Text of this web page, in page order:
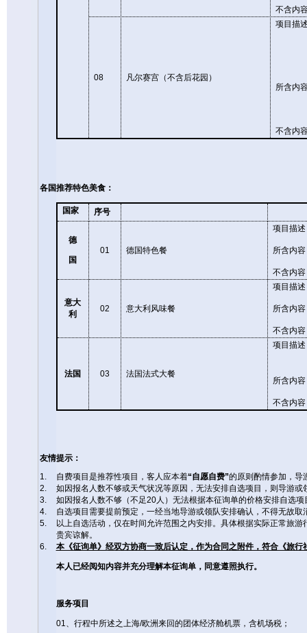
不含内
08 凡尔赛宫（不含后花园）
项目描
所含内
不含内
各国推荐特色美食：
国家 序号
德
国
01 德国特色餐
项目描
所含内
不含内
意大
利
02 意大利风味餐
项目描
所含内
不含内
法国 03 法国法式大餐
项目描
所含内
不含内
友情提示：
1.
自费项目是推荐性项目，客人应本着“自愿自费”的原则酌情参加，导
2.
如因报名人数不够或天气状况等原因，无法安排自选项目，则导游
3.
如因报名人数不够（不足20人）无法根据本征询单的价格安排自选
4.
自选项目需要提前预定，一经当地导游或领队安排确认，不得无故取
5.
以上自选活动，仅在时间允许范围之内安排。具体根据实际正常旅
贵宾谅解。
6.
本《征询单》经双方协商一致后认定，作为合同之附件，符合《旅
本人已经阅知内容并充分理解本征询单，同意遵照执行。
服务项目
01、行程中所述之上海/欧洲来回的团体经济舱机票，含机场税；